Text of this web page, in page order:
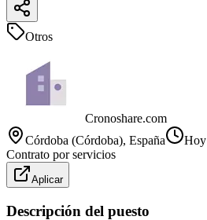
Otros
Cronoshare.com
Córdoba (Córdoba), España Hoy
Contrato por servicios
Aplicar
Descripción del puesto